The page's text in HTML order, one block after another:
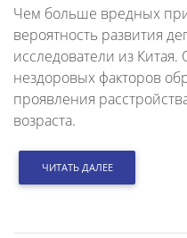
Чем больше вредных
вероятность развития
исследователи из
нездоровых факторов
проявления
возраста.
ЧИТАТЬ ДАЛЕЕ